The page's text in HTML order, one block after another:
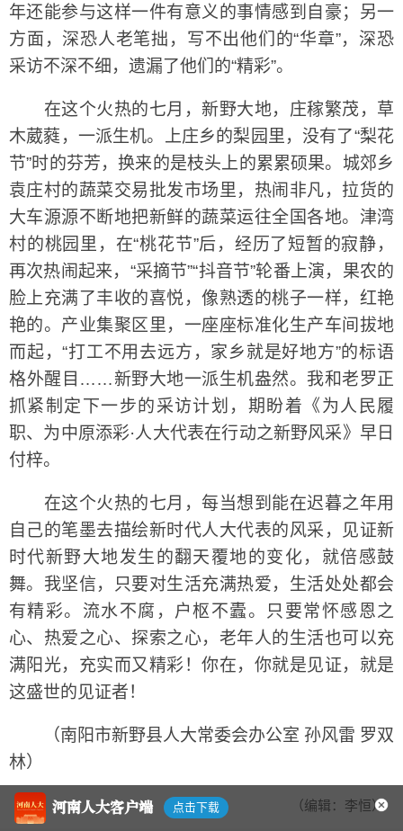
年还能参与这样一件有意义的事情感到自豪；另一
方面，深恐人老笔拙，写不出他们的“华章”，深恐
采访不深不细，遗漏了他们的“精彩”。
在这个火热的七月，新野大地，庄稼繁茂，草
木葳蕤，一派生机。上庄乡的梨园里，没有了“梨花
节”时的芬芳，换来的是枝头上的累累硕果。城郊乡
袁庄村的蔬菜交易批发市场里，热闹非凡，拉货的
大车源源不断地把新鲜的蔬菜运往全国各地。津湾
村的桃园里，在“桃花节”后，经历了短暂的寂静，
再次热闹起来，“采摘节”“抖音节”轮番上演，果农的
脸上充满了丰收的喜悦，像熟透的桃子一样，红艳
艳的。产业集聚区里，一座座标准化生产车间拔地
而起，“打工不用去远方，家乡就是好地方”的标语
格外醒目……新野大地一派生机盎然。我和老罗正
抓紧制定下一步的采访计划，期盼着《为人民履
职、为中原添彩·人大代表在行动之新野风采》早日
付梓。
在这个火热的七月，每当想到能在迟暮之年用
自己的笔墨去描绘新时代人大代表的风采，见证新
时代新野大地发生的翻天覆地的变化，就倍感鼓
舞。我坚信，只要对生活充满热爱，生活处处都会
有精彩。流水不腐，户枢不蠹。只要常怀感恩之
心、热爱之心、探索之心，老年人的生活也可以充
满阳光，充实而又精彩！你在，你就是见证，就是
这盛世的见证者！
（南阳市新野县人大常委会办公室 孙风雷 罗双
林）
（编辑：李恒）
河南人大客户端 点击下载